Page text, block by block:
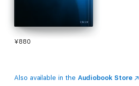
¥880
Also available in the Audiobook Store